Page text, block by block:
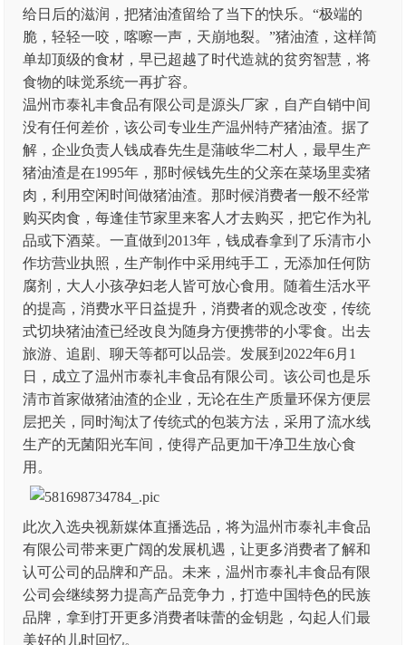
给日后的滋润，把猪油渣留给了当下的快乐。“极端的
脆，轻轻一咬，喀嚓一声，天崩地裂。”猪油渣，这样简
单却顶级的食材，早已超越了时代造就的贫穷智慧，将
食物的味觉系统一再扩容。
温州市泰礼丰食品有限公司是源头厂家，自产自销中间
没有任何差价，该公司专业生产温州特产猪油渣。据了
解，企业负责人钱成春先生是蒲岐华二村人，最早生产
猪油渣是在1995年，那时候钱先生的父亲在菜场里卖猪
肉，利用空闲时间做猪油渣。那时候消费者一般不经常
购买肉食，每逢佳节家里来客人才去购买，把它作为礼
品或下酒菜。一直做到2013年，钱成春拿到了乐清市小
作坊营业执照，生产制作中采用纯手工，无添加任何防
腐剂，大人小孩孕妇老人皆可放心食用。随着生活水平
的提高，消费水平日益提升，消费者的观念改变，传统
式切块猪油渣已经改良为随身方便携带的小零食。出去
旅游、追剧、聊天等都可以品尝。发展到2022年6月1
日，成立了温州市泰礼丰食品有限公司。该公司也是乐
清市首家做猪油渣的企业，无论在生产质量环保方便层
层把关，同时淘汰了传统式的包装方法，采用了流水线
生产的无菌阳光车间，使得产品更加干净卫生放心食
用。
此次入选央视新媒体直播选品，将为温州市泰礼丰食品
有限公司带来更广阔的发展机遇，让更多消费者了解和
认可公司的品牌和产品。未来，温州市泰礼丰食品有限
公司会继续努力提高产品竞争力，打造中国特色的民族
品牌，拿到打开更多消费者味蕾的金钥匙，勾起人们最
美好的儿时回忆。